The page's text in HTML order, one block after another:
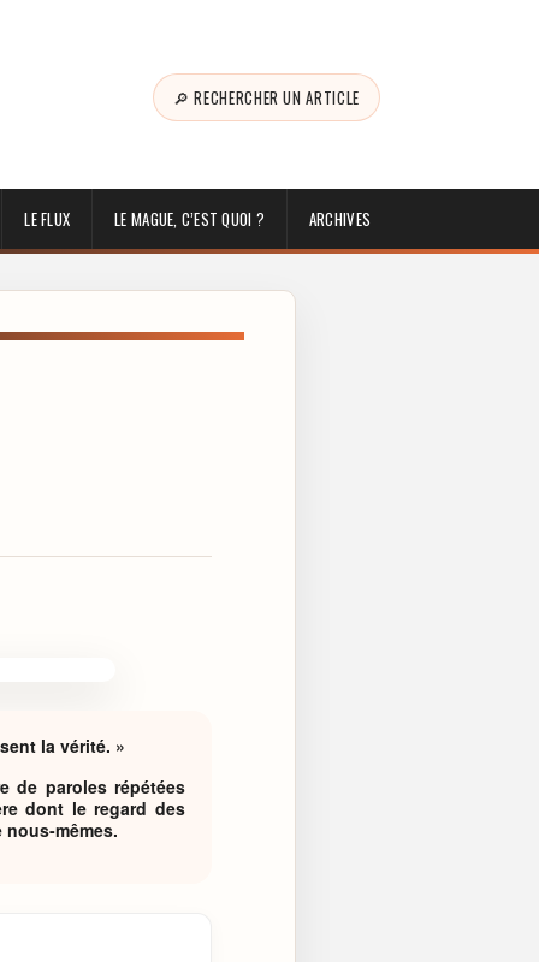
🔎 RECHERCHER UN ARTICLE
LE FLUX LE MAGUE, C’EST QUOI ? ARCHIVES
la vérité. »
de paroles répétées
dont le regard des
mêmes.